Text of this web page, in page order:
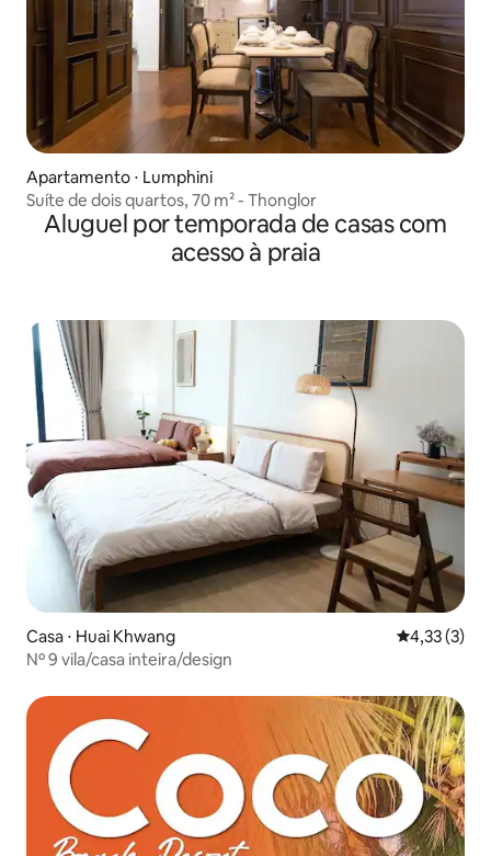
Apartamento ⋅ Lumphini
Suíte de dois quartos, 70 m² - Thonglor
Aluguel por temporada de casas com
acesso à praia
Casa ⋅ Huai Khwang 4,33 de
4,33 (3)
Nº 9 vila/casa inteira/design